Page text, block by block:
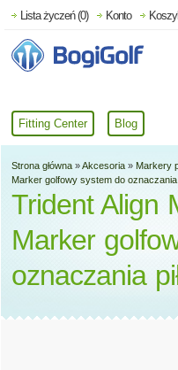
Fitting Center Blog
Lista życzeń (0) Konto
Strona główna »Akcesoria » Markery
Marker golfowy system do oznaczania
Trident Align
Marker
oznaczania